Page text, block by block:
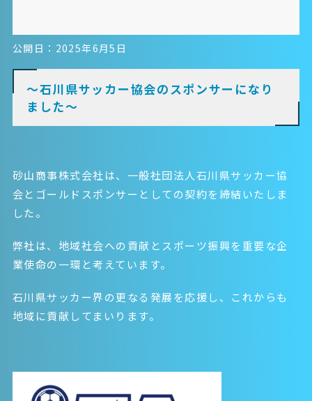
公開日：2025年6月5日
～石川県サッカー協会のスポンサーになり
ました～
砂山商事株式会社は、一般社団法人石川県サッカー協
会とゴールドスポンサーとしての契約を締結いたしま
した。
弊社は、地域社会への貢献とスポーツ振興を重要な企
業使命の一環と考えています。
石川県サッカー界の更なる発展を応援し、これからも
地域に貢献してまいります。